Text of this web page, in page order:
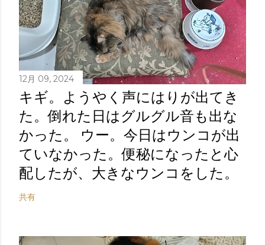
12月 09, 2024
キギ。ようやく声にはりが出てき
た。倒れた日はグルグル音も出な
かった。 ウー。今日はウンコが出
ていなかった。便秘になったと心
配したが、大きなウンコをした。
共有